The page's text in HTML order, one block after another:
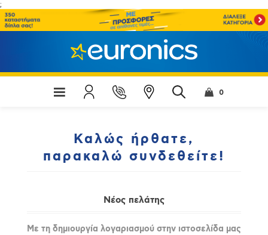
;
0
Καλώς ήρθατε,
παρακαλώ συνδεθείτε!
Νέος πελάτης
Με τη δημιουργία λογαριασμού στην ιστοσελίδα μας